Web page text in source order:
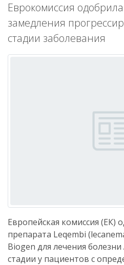
Еврокомиссия
замедления
стадии заболевания
Европейская комиссия (ЕК)
препарата Leqembi
Biogen для лечения
стадии у пациентов с